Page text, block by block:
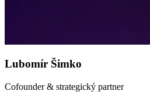
Lubomír Šimko
Cofounder & strategický partner